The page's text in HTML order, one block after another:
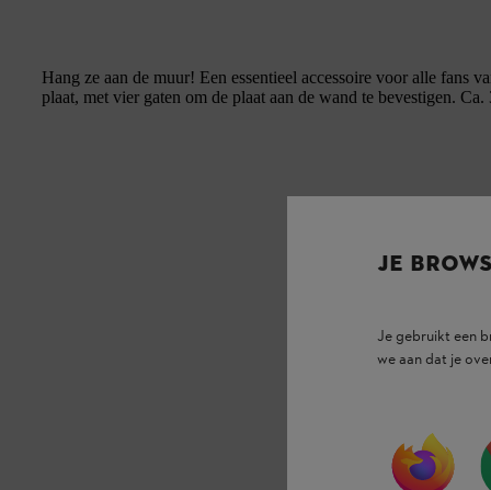
Hang ze aan de muur! Een essentieel accessoire voor alle fans
plaat, met vier gaten om de plaat aan de wand te bevestigen.
JE
Je gebruikt een
we aan dat je